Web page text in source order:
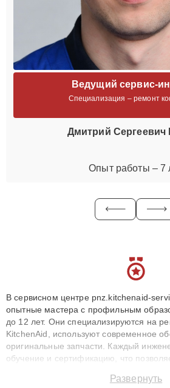
Ведущий сервис-
Специализация – ремонт
Дмитрий Сергеевич
Опыт работы – 7
В сервисном центре pnz.kitchenaid-
опытные мастера с профильным
до 12 лет. Они специализируются на
KitchenAid, используют современное
оригинальные запчасти. Каждый
обучение и сертификацию, что
сохранением гарантии до 3 лет. Наши
Развернуть